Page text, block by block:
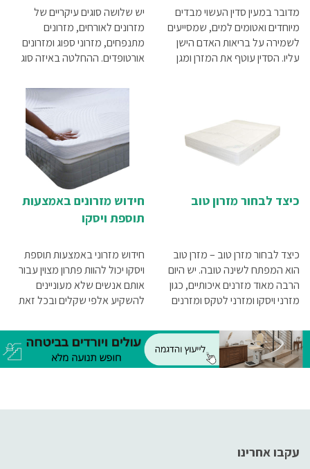
יש שלושה סוגים עיקריים של
מזרונים לאורחים, מזרונים
מתנפחים, מזרוני ספוג ומזרונים
אורטופדים. ההחלטה באיזה סוג
פי הפרמטרים הבאים: תדירות
האירוח, המקום העומד לרשותכם,
התקציב העומד לרשותכם.
מדובר במעין סדין העשוי מבדים
מיוחדים ואטומים למים, שמסייעים
לשמירה על בריאות האדם הישן
עליו. הסדין עוטף את המזרן ומגן
מזיקים, חיידקים, פטריות, עובש
חידוש מזרונים באמצעות
תוספת ויסקו
חידוש מזרוני באמצעות תוספת
ויסקו יכול להוות פתרון מצוין עבור
אותם אנשים שלא מעוניינים
להשקיע אלפי שקלים ובכל זאת
איכות החיים.
כיצד לבחור מזרון טוב
כיצד לבחור מזרן טוב – מזרן טוב
הוא המפתח לשינה טובה. יש היום
הרבה מאוד מזרנים איכותיים, כגון
מזרני ויסקו ומזרני לטקס ומזרנים
תמיכה מיטבית לגב ומספקים
נוחות מרבית. נסו את המזרנים
השונים ובחרו במזרן הנוח ביותר
ללא כאבי גב
עקבו אחרינו